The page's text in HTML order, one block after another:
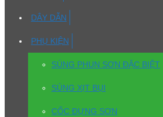
DÂY DẪN
PHỤ KIỆN
SÚNG PHUN SƠN ĐẶC BIỆT
SÚNG XỊT BỤI
CỐC ĐỰNG SƠN